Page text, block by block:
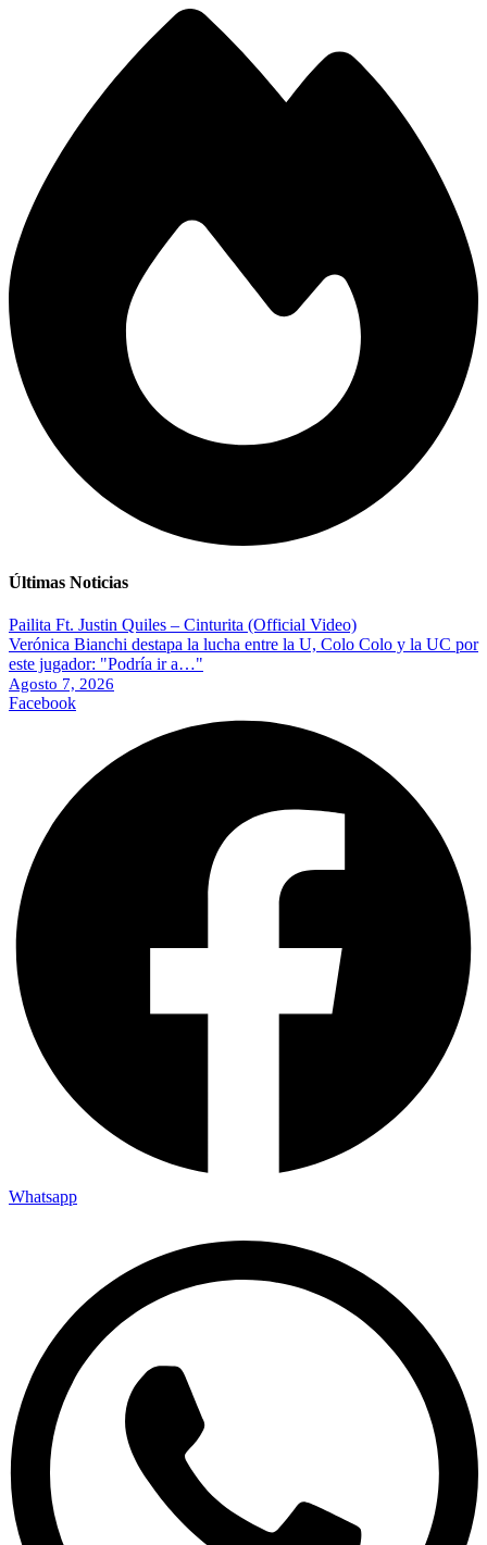
Últimas Noticias
Pailita Ft. Justin Quiles – Cinturita (Official Video)
Verónica Bianchi destapa la lucha entre la U, Colo Colo y la UC por
este jugador: "Podría ir a…"
Agosto 7, 2026
Facebook
Whatsapp